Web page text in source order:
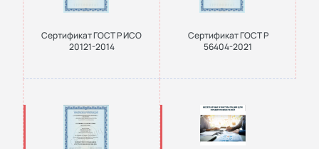
Сертификат ГОСТ Р ИСО
20121-2014
Сертификат ГОСТ Р
56404-2021